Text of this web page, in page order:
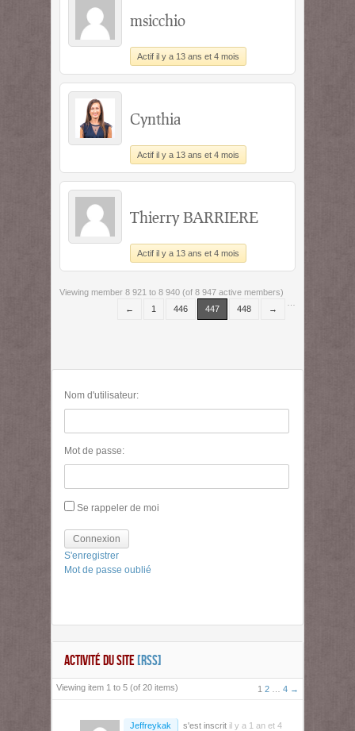
msicchio
Actif il y a 13 ans et 4 mois
Cynthia
Actif il y a 13 ans et 4 mois
Thierry BARRIERE
Actif il y a 13 ans et 4 mois
Viewing member 8 921 to 8 940 (of 8 947 active members)
←
1 446 447 448 →
Nom d'utilisateur:
Mot de passe:
Se rappeler de moi
Connexion
S'enregistrer
Mot de passe oublié
ACTIVITÉ DU SITE [RSS]
Viewing item 1 to 5 (of 20 items) 1 2 4 →
Jeffreykak s'est inscrit il y a 1 an et 4